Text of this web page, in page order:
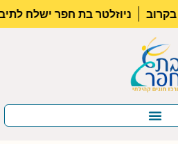
ניוזלטר בת חפר ישלח